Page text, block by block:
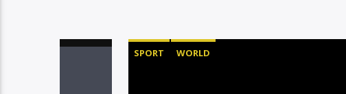
SPORT WORLD